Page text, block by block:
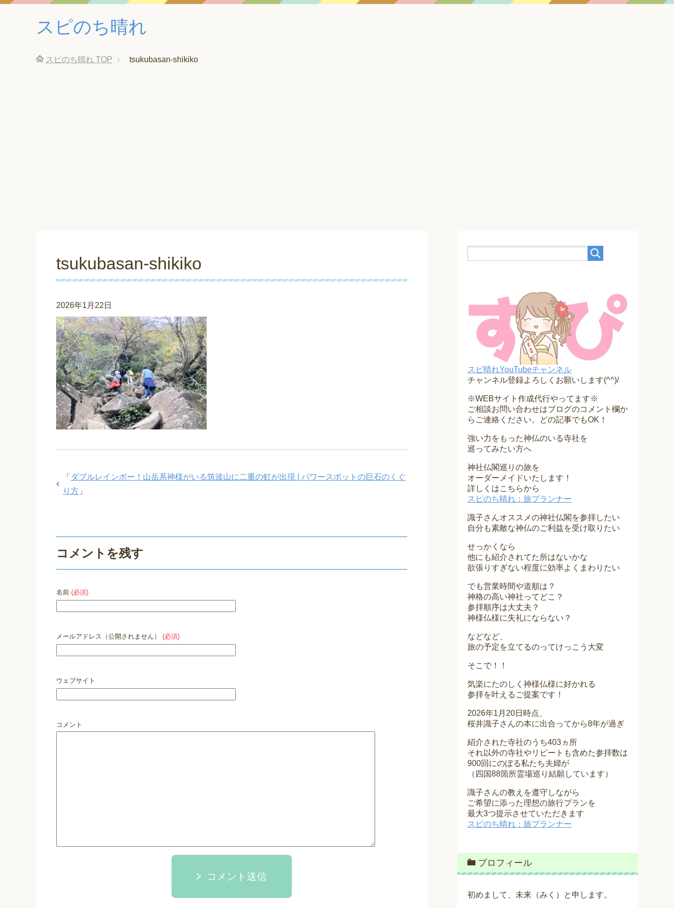
スピのち晴れ
スピのち晴れ TOP tsukubasan-shikiko
tsukubasan-shikiko
2026年1月22日
「 ダブルレインボー！山岳系神様がいる筑波山に二重の虹が出現 | パワースポットの巨石のくぐ
り方 」
コメントを残す
名前 (必須)
メールアドレス（公開されません） (必須)
ウェブサイト
コメント
コメント送信
スピ晴れYouTubeチャンネル
チャンネル登録よろしくお願いします(^^)/
※WEBサイト作成代行やってます※
ご相談お問い合わせはブログのコメント欄か
らご連絡ください。どの記事でもOK！
強い力をもった神仏のいる寺社を
巡ってみたい方へ
神社仏閣巡りの旅を
オーダーメイドいたします！
詳しくはこちらから
スピのち晴れ：旅プランナー
識子さんオススメの神社仏閣を参拝したい
自分も素敵な神仏のご利益を受け取りたい
せっかくなら
他にも紹介されてた所はないかな
欲張りすぎない程度に効率よくまわりたい
でも営業時間や道順は？
神格の高い神社ってどこ？
参拝順序は大丈夫？
神様仏様に失礼にならない？
などなど、
旅の予定を立てるのってけっこう大変
そこで！！
気楽にたのしく神様仏様に好かれる
参拝を叶えるご提案です！
2026年1月20日時点、
桜井識子さんの本に出合ってから8年が過ぎ
紹介された寺社のうち403ヵ所
それ以外の寺社やリピートも含めた参拝数は
900回にのぼる私たち夫婦が
（四国88箇所霊場巡り結願しています）
識子さんの教えを遵守しながら
ご希望に添った理想の旅行プランを
最大3つ提示させていただきます
スピのち晴れ：旅プランナー
プロフィール
初めまして、未来（みく）と申します。